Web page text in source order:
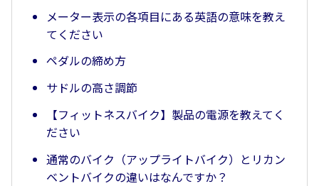
メーター表示の各項目にある英語の意味を教え
てください
ペダルの締め方
サドルの高さ調節
【フィットネスバイク】製品の電源を教えてく
ださい
通常のバイク（アップライトバイク）とリカン
ベントバイクの違いはなんですか？